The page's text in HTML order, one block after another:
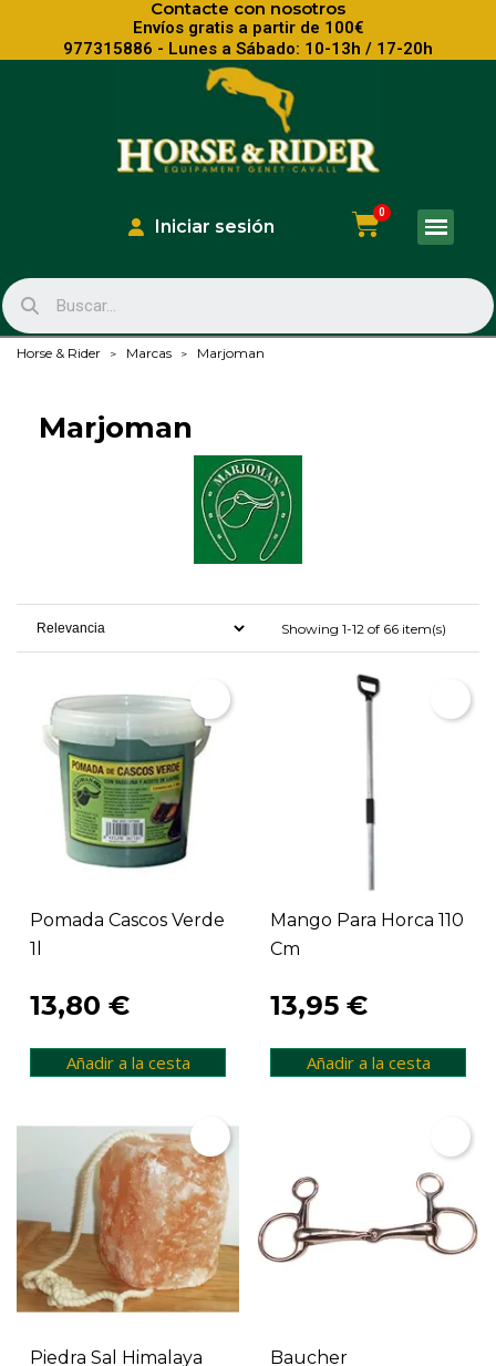
Contacte con nosotros
Envíos gratis a partir de 100€
977315886 - Lunes a Sábado: 10-13h / 17-20h
Iniciar sesión
Horse & Rider Marcas Marjoman
Marjoman
Showing 1-12 of 66 item(s)
Pomada Cascos Verde
1l
13,80 €
Añadir a la cesta
Mango Para Horca 110
Cm
13,95 €
Añadir a la cesta
Piedra Sal Himalaya
Baucher